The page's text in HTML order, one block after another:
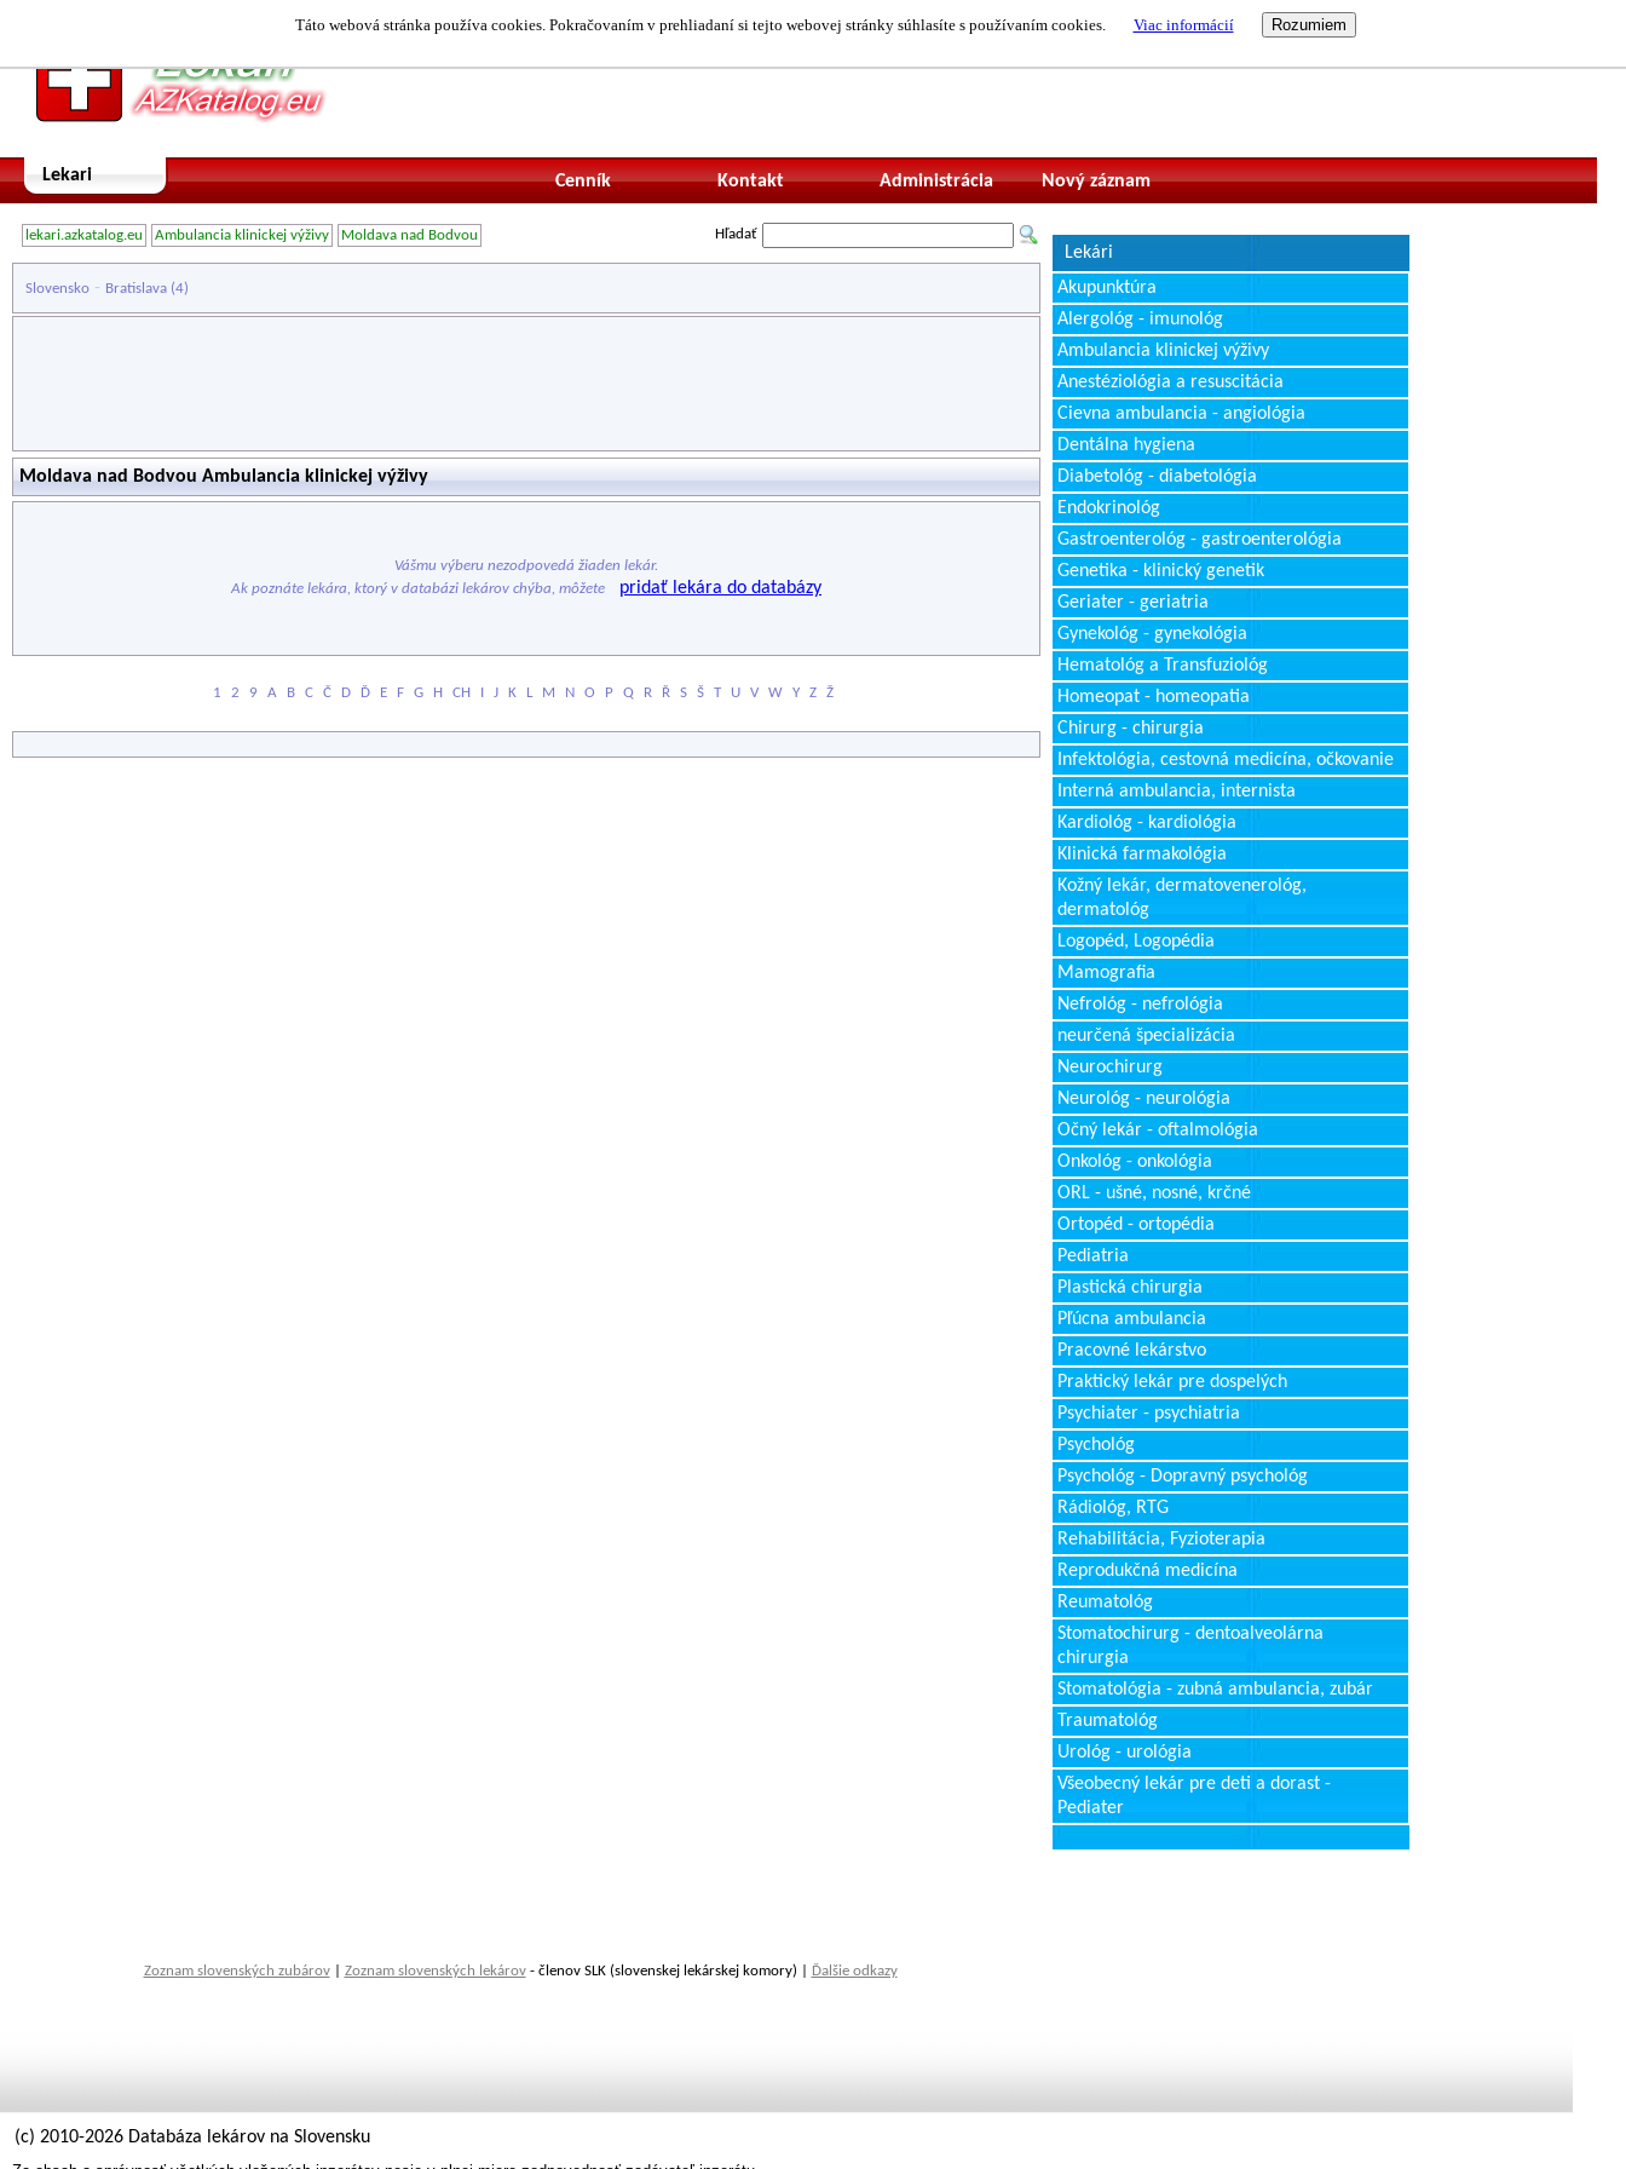
Táto webová stránka používa cookies. Pokračovaním v prehliadaní si tejto webovej stránky súhlasíte s používaním cookies. Viac informácií
Lekari Nový záznam
Administrácia
Kontakt
Cenník
lekari.azkatalog.eu Ambulancia klinickej výživy Moldava nad Bodvou Hľadať
Slovensko - Bratislava (4)
Moldava nad Bodvou Ambulancia klinickej výživy
Vášmu výberu nezodpovedá žiaden lekár.
Ak poznáte lekára, ktorý v databázi lekárov chýba, môžete
pridať lekára do databázy
1 2 9 A B C Č D Ď E F G H CH I J K L M N O P Q R Ř S Š T U V W Y Z Ž
Lekári
Akupunktúra
Alergológ - imunológ
Ambulancia klinickej výživy
Anestéziológia a resuscitácia
Cievna ambulancia - angiológia
Dentálna hygiena
Diabetológ - diabetológia
Endokrinológ
Gastroenterológ - gastroenterológia
Genetika - klinický genetik
Geriater - geriatria
Gynekológ - gynekológia
Hematológ a Transfuziológ
Homeopat - homeopatia
Chirurg - chirurgia
Infektológia, cestovná medicína, očkovanie
Interná ambulancia, internista
Kardiológ - kardiológia
Klinická farmakológia
Kožný lekár, dermatovenerológ,
dermatológ
Logopéd, Logopédia
Mamografia
Nefrológ - nefrológia
neurčená špecializácia
Neurochirurg
Neurológ - neurológia
Očný lekár - oftalmológia
Onkológ - onkológia
ORL - ušné, nosné, krčné
Ortopéd - ortopédia
Pediatria
Plastická chirurgia
Pľúcna ambulancia
Pracovné lekárstvo
Praktický lekár pre dospelých
Psychiater - psychiatria
Psychológ
Psychológ - Dopravný psychológ
Rádiológ, RTG
Rehabilitácia, Fyzioterapia
Reprodukčná medicína
Reumatológ
Stomatochirurg - dentoalveolárna
chirurgia
Stomatológia - zubná ambulancia, zubár
Traumatológ
Urológ - urológia
Všeobecný lekár pre deti a dorast -
Pediater
Zoznam slovenských zubárov| Zoznam slovenských lekárov- členov SLK (slovenskej lekárskej komory) | Ďalšie odkazy
(c) 2010-2026 Databáza lekárov na Slovensku